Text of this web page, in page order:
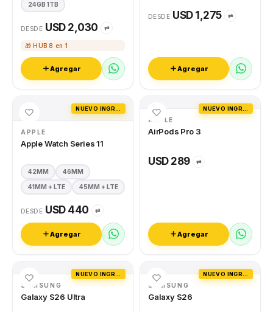
24GB 1TB
DESDE USD 2,030 ⇄
🎁 HUB 8 en 1
Agregar
DESDE USD 1,275 ⇄
Agregar
APPLE
Apple Watch Series 11
42MM 46MM
41MM + LTE 45MM + LTE
DESDE USD 440 ⇄
Agregar
APPLE
AirPods Pro 3
USD 289 ⇄
Agregar
SAMSUNG
Galaxy S26 Ultra
SAMSUNG
Galaxy S26